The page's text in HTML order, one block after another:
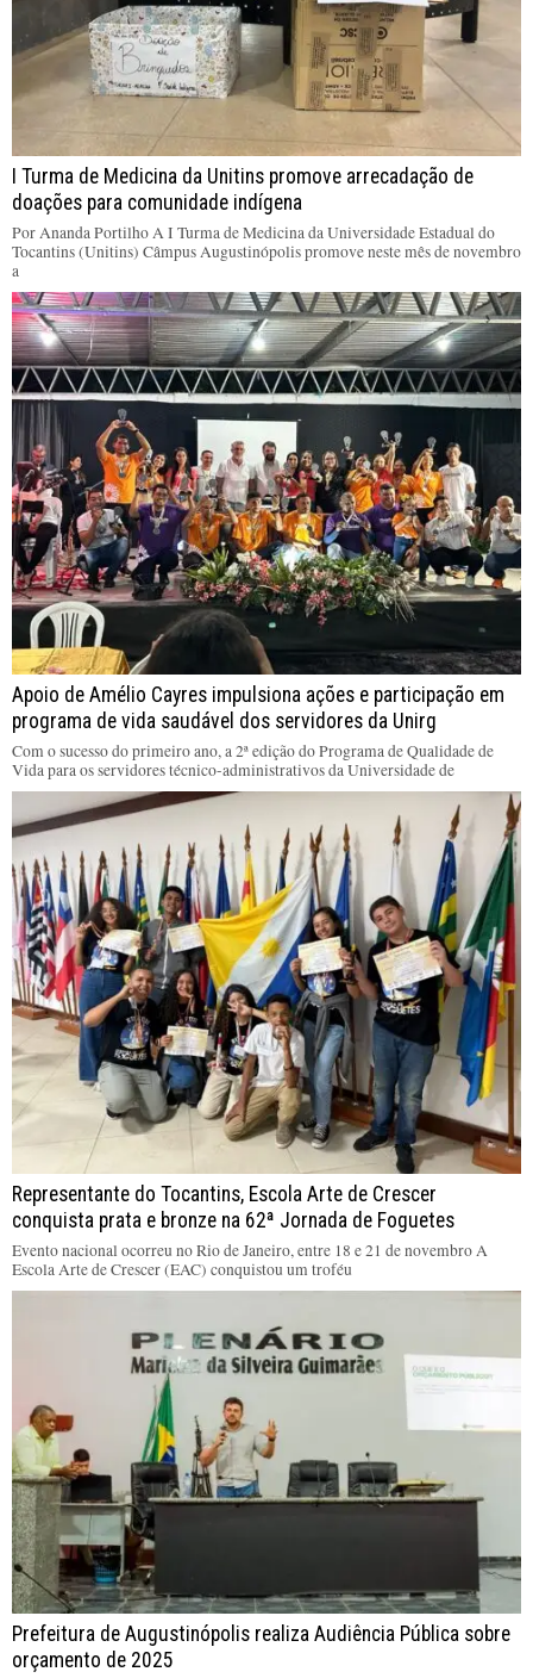
I Turma de Medicina da Unitins promove arrecadação de
doações para comunidade indígena
Por Ananda Portilho A I Turma de Medicina da Universidade Estadual do
Tocantins (Unitins) Câmpus Augustinópolis promove neste mês de novembro
a
Apoio de Amélio Cayres impulsiona ações e participação em
programa de vida saudável dos servidores da Unirg
Com o sucesso do primeiro ano, a 2ª edição do Programa de Qualidade de
Vida para os servidores técnico-administrativos da Universidade de
Representante do Tocantins, Escola Arte de Crescer
conquista prata e bronze na 62ª Jornada de Foguetes
Evento nacional ocorreu no Rio de Janeiro, entre 18 e 21 de novembro A
Escola Arte de Crescer (EAC) conquistou um troféu
Prefeitura de Augustinópolis realiza Audiência Pública sobre
orçamento de 2025